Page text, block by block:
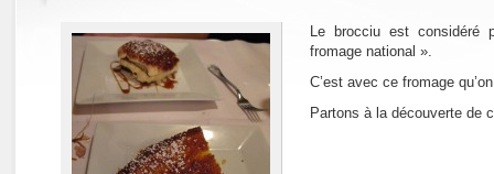
Le brocciu est considéré
fromage national ».
C’est avec ce fromage
Partons à la découverte de